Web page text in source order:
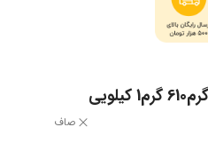
610 گرم 1 کیلویی
صاف